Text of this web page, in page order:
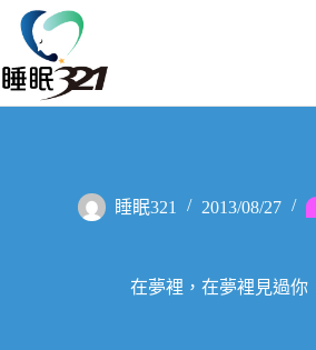
睡眠321 2013/08/27
在夢裡，在夢裡見過你